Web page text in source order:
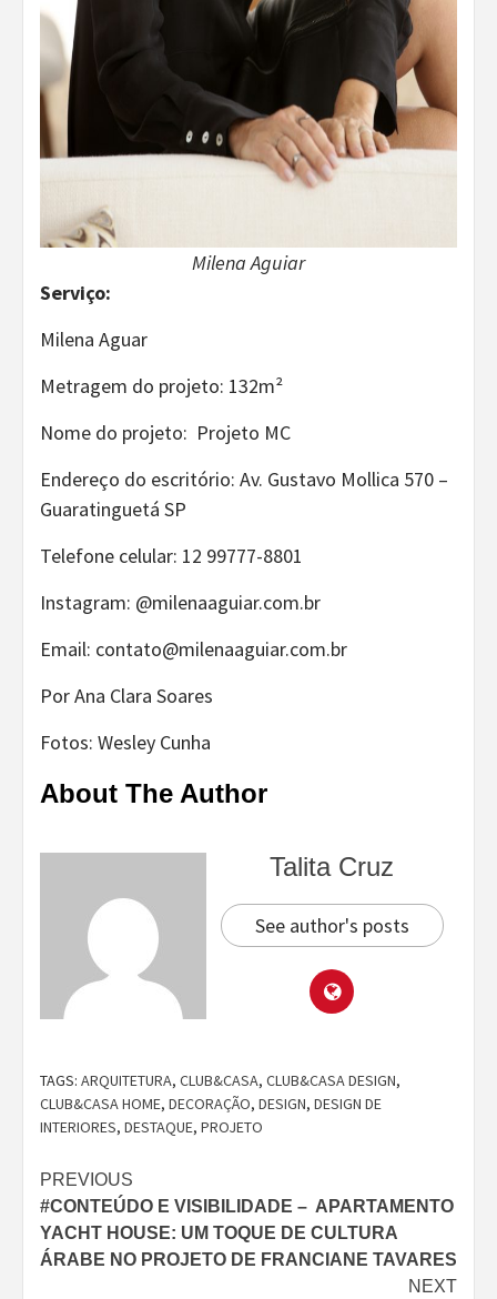
Milena Aguiar
Serviço:
Milena Aguar
Metragem do projeto: 132m²
Nome do projeto: Projeto MC
Endereço do escritório: Av. Gustavo Mollica 570 –
Guaratinguetá SP
Telefone celular: 12 99777-8801
Instagram: @milenaaguiar.com.br
Email: contato@milenaaguiar.com.br
Por Ana Clara Soares
Fotos: Wesley Cunha
About The Author
Talita Cruz
See author's posts
TAGS: ARQUITETURA, CLUB&CASA, CLUB&CASA DESIGN,
CLUB&CASA HOME, DECORAÇÃO, DESIGN, DESIGN DE
INTERIORES, DESTAQUE, PROJETO
Continue
Reading
PREVIOUS
#CONTEÚDO E VISIBILIDADE – APARTAMENTO
YACHT HOUSE: UM TOQUE DE CULTURA
ÁRABE NO PROJETO DE FRANCIANE TAVARES
NEXT